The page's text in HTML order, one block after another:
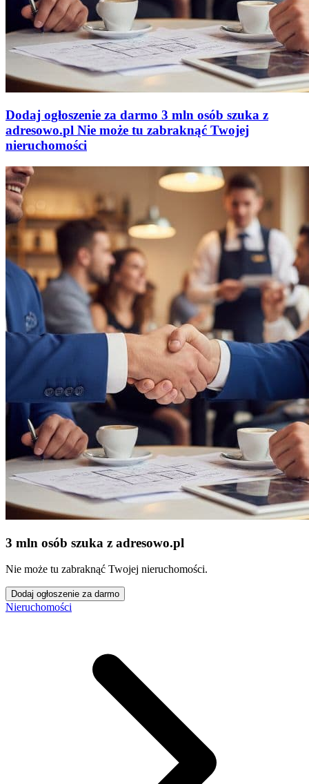
Dodaj ogłoszenie za darmo 3 mln osób szuka z
adresowo.pl Nie może tu zabraknąć Twojej
nieruchomości
3 mln osób szuka z adresowo.pl
Nie może tu zabraknąć Twojej nieruchomości.
Dodaj ogłoszenie za darmo
Nieruchomości